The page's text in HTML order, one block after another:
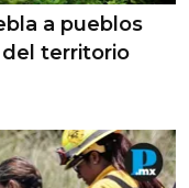
a pueblos
territorio